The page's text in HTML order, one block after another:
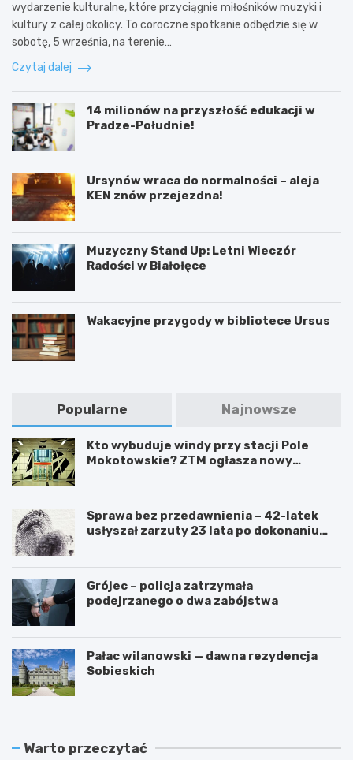
wydarzenie kulturalne, które przyciągnie miłośników muzyki i
kultury z całej okolicy. To coroczne spotkanie odbędzie się w
sobotę, 5 września, na terenie…
Czytaj dalej
14 milionów na przyszłość edukacji w
Pradze-Południe!
Ursynów wraca do normalności – aleja
KEN znów przejezdna!
Muzyczny Stand Up: Letni Wieczór
Radości w Białołęce
Wakacyjne przygody w bibliotece Ursus
Popularne Najnowsze
Kto wybuduje windy przy stacji Pole
Mokotowskie? ZTM ogłasza nowy
Sprawa bez przedawnienia – 42-latek
usłyszał zarzuty 23 lata po dokonaniu
Grójec – policja zatrzymała
podejrzanego o dwa zabójstwa
Pałac wilanowski — dawna rezydencja
Sobieskich
Warto przeczytać